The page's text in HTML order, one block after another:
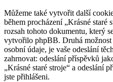
Můžeme také vytvořit další
během procházení „Krásné staré
rozsah tohoto dokumentu, který
vytvořilo phpBB. Druhá možnost
osobní údaje, je vaše odeslání
zahrnovat: odeslání příspěvků
„Krásné staré stroje“ a odeslání
jste přihlášeni.